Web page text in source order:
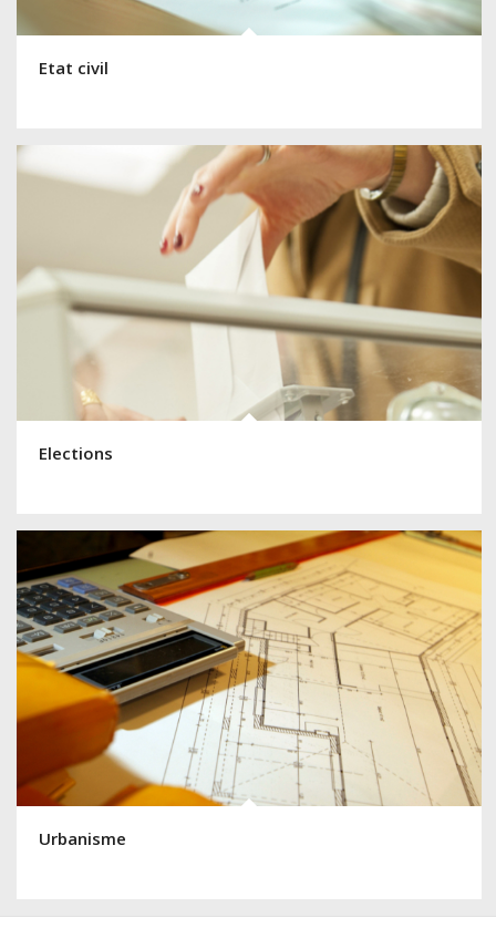
Etat civil
Elections
Urbanisme